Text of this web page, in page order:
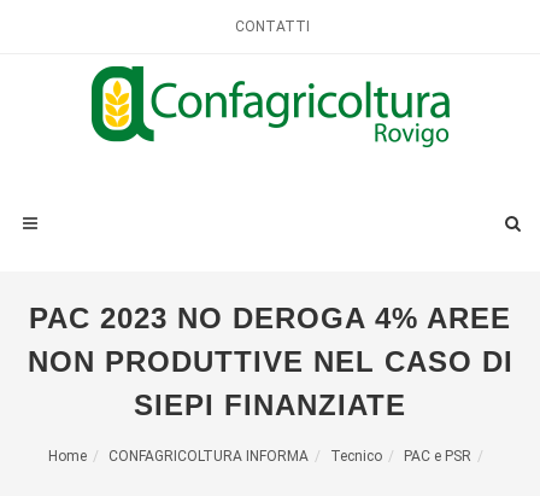
CONTATTI
PAC 2023 NO DEROGA 4% AREE
NON PRODUTTIVE NEL CASO DI
SIEPI FINANZIATE
Home CONFAGRICOLTURA INFORMA Tecnico PAC e PSR